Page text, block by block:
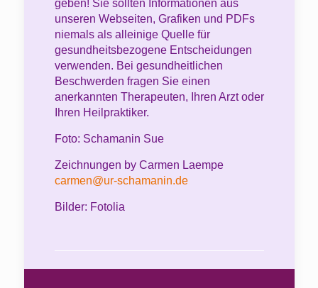
geben! Sie sollten Informationen aus
unseren Webseiten, Grafiken und PDFs
niemals als alleinige Quelle für
gesundheitsbezogene Entscheidungen
verwenden. Bei gesundheitlichen
Beschwerden fragen Sie einen
anerkannten Therapeuten, Ihren Arzt oder
Ihren Heilpraktiker.
Foto: Schamanin Sue
Zeichnungen by Carmen Laempe
carmen@ur-schamanin.de
Bilder: Fotolia